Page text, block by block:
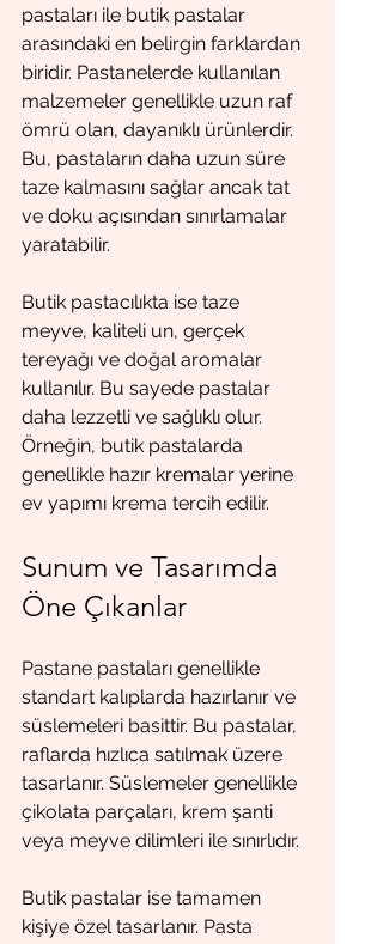
pastaları ile butik pastalar
arasındaki en belirgin farklardan
biridir. Pastanelerde kullanılan
malzemeler genellikle uzun raf
ömrü olan, dayanıklı ürünlerdir.
Bu, pastaların daha uzun süre
taze kalmasını sağlar ancak tat
ve doku açısından sınırlamalar
yaratabilir.
Butik pastacılıkta ise taze
meyve, kaliteli un, gerçek
tereyağı ve doğal aromalar
kullanılır. Bu sayede pastalar
daha lezzetli ve sağlıklı olur.
Örneğin, butik pastalarda
genellikle hazır kremalar yerine
ev yapımı krema tercih edilir.
Sunum ve Tasarımda
Öne Çıkanlar
Pastane pastaları genellikle
standart kalıplarda hazırlanır ve
süslemeleri basittir. Bu pastalar,
raflarda hızlıca satılmak üzere
tasarlanır. Süslemeler genellikle
çikolata parçaları, krem şanti
veya meyve dilimleri ile sınırlıdır.
Butik pastalar ise tamamen
kişiye özel tasarlanır. Pasta